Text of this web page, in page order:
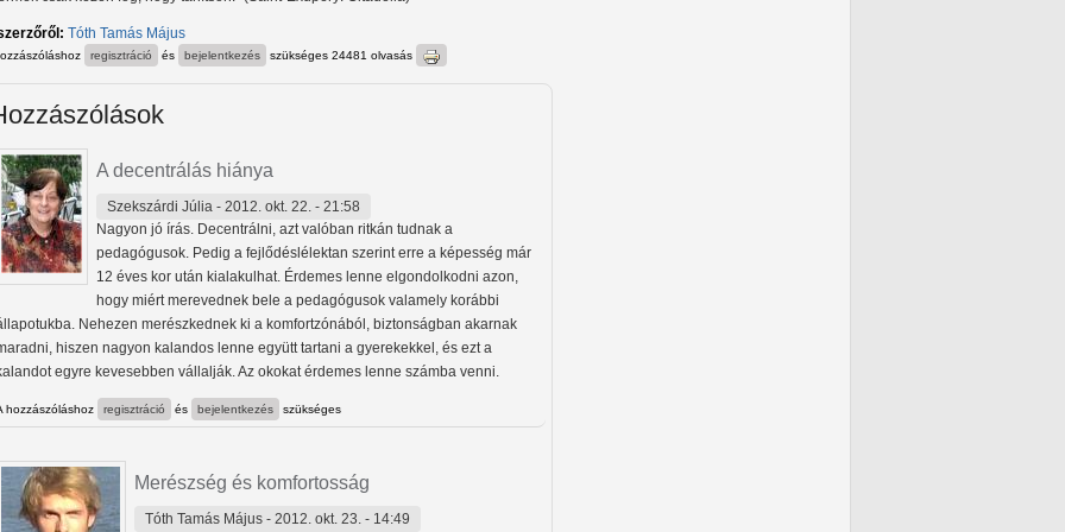
Tóth Tamás Május
regisztráció és bejelentkezés szükséges 24481 olvasás
A decentrálás hiánya
Szekszárdi Júlia - 2012. okt. 22. - 21:58
Nagyon jó írás. Decentrálni, azt valóban ritkán tudnak a
pedagógusok. Pedig a fejlődéslélektan szerint erre a képesség már
12 éves kor után kialakulhat. Érdemes lenne elgondolkodni azon,
hogy miért merevednek bele a pedagógusok valamely korábbi
Nehezen merészkednek ki a komfortzónából, biztonságban akarnak
hiszen nagyon kalandos lenne együtt tartani a gyerekekkel, és ezt a
egyre kevesebben vállalják. Az okokat érdemes lenne számba venni.
hozzászóláshoz regisztráció és bejelentkezés szükséges
Merészség és komfortosság
Tóth Tamás Május - 2012. okt. 23. - 14:49